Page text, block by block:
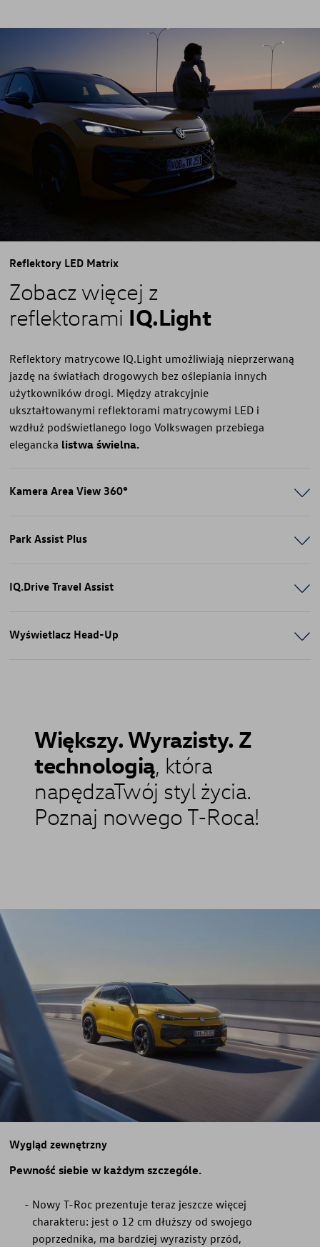
Reflektory LED Matrix
Zobacz więcej z
reflektorami IQ.Light
Reflektory matrycowe IQ.Light umożliwiają nieprzerwaną
jazdę na światłach drogowych bez oślepiania innych
użytkowników drogi. Między atrakcyjnie
ukształtowanymi reflektorami matrycowymi LED i
wzdłuż podświetlanego logo Volkswagen przebiega
elegancka listwa świelna.
Kamera Area View 360°
Park Assist Plus
IQ.Drive Travel Assist
Wyświetlacz Head-Up
Większy. Wyrazisty. Z
technologią, która
napędzaTwój styl życia.
Poznaj nowego T-Roca!
Wygląd zewnętrzny
Pewność siebie w każdym szczególe.
Nowy T-Roc prezentuje teraz jeszcze więcej
charakteru: jest o 12 cm dłuższy od swojego
poprzednika, ma bardziej wyrazisty przód,